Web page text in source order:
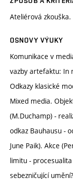
Ateliérová zkouška.
OSNOVY VÝUKY
Komunikace v
vazby artefaktu: In
Odkazy klasické
Mixed media.
(M.Duchamp) -
odkaz Bauhausu -
June Paik). Akce
limitu - procesualita
sebezničující